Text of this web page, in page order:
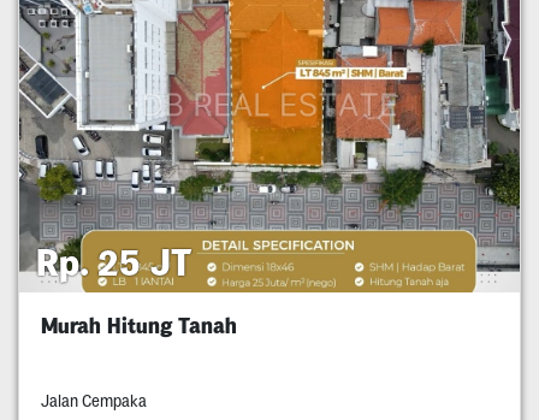
Rp. 25 JT
Murah Hitung Tanah
Jalan Cempaka